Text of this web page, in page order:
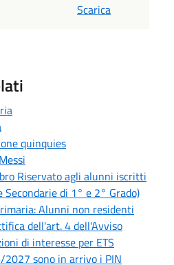
Scarica
quinquies
Riservato agli alunni iscritti
Secondarie di 1° e 2° Grado)
Alunni non residenti
dell'art. 4 dell'Avviso
di interesse per ETS
2027 sono in arrivo i PIN